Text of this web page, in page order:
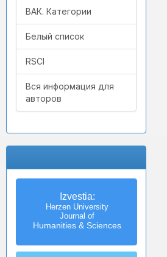
ВАК. Категории
Белый список
RSCI
Вся информация для
авторов
Izvestia:
Herzen University
Journal of
Humanities & Sciences